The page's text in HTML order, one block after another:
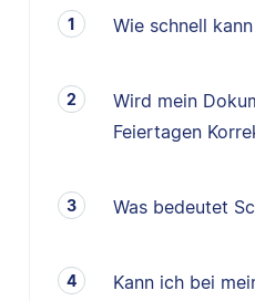
Wie schnell
Wird mein
Feiertagen
Was bedeutet
Kann ich bei